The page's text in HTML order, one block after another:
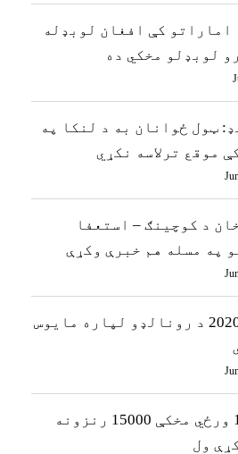
اماراتو کې افغان لوبډله
لوبډلو مخکي ده
ټول ځوانان به د لنکا په
موقع ترلاسه نکړي
د کوچینګ – استعفا
په مسله هم خبرې وکړې
یورو 2020 د رونالډو لپاره مایوس
سچن 14 ورځي مخکې 15000 رنزونه
ول